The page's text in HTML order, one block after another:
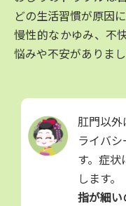
どの生活習慣が原因
慢性的なかゆみ、不
悩みや不安がありま
肛門以
ライバ
す。症
します。
指が細い